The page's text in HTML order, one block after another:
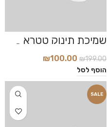
שמיכת תינוק טטרא
במבוק דגם Coconut
₪199.00
₪100.00
הוסף לסל
SALE